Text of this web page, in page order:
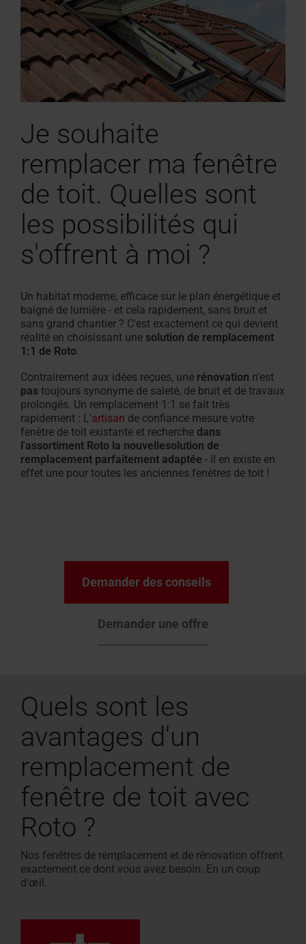
Je souhaite
remplacer ma fenêtre
de toit. Quelles sont
les possibilités qui
s'offrent à moi ?
Un habitat moderne, efficace sur le plan énergétique et
baigné de lumière - et cela rapidement, sans bruit et
sans grand chantier ? C'est exactement ce qui devient
réalité en choisissant une solution de remplacement
1:1 de Roto
Contrairement aux idées reçues, une rénovation n'est
pas toujours synonyme de saleté, de bruit et de travaux
prolongés. Un remplacement 1:1 se fait très
rapidement : L'artisan de confiance mesure votre
fenêtre de toit existante et recherche dans
l'assortiment Roto la nouvellesolution de
remplacement parfaitement adaptée - il en existe en
effet une pour toutes les anciennes fenêtres de toit !
Demander des conseils
Demander une offre
Quels sont les
avantages d'un
remplacement de
fenêtre de toit avec
Roto ?
Nos fenêtres de remplacement et de rénovation offrent
exactement ce dont vous avez besoin. En un coup
d'œil.